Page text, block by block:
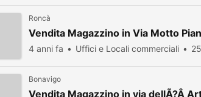
Roncà
Vendita Magazzino in Via Motto
4 anni fa Uffici e Locali commerciali
Bonavigo
Vendita Magazzino in via dellÃ?Â